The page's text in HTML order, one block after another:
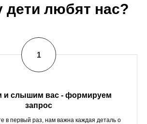
дети любят нас?
и слышим вас - формируем
запрос
в первый раз, нам важна каждая деталь о